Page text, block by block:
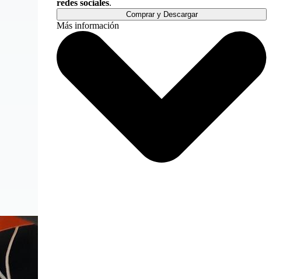
redes sociales.
Comprar y Descargar
Más información